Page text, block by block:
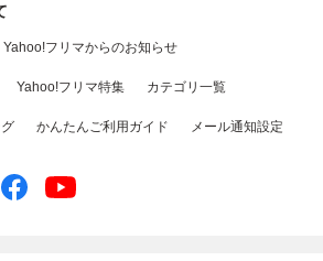
Yahoo!フリマからのお知らせ
Yahoo!フリマ特集 カテゴリ一覧
かんたんご利用ガイド メール通知設定